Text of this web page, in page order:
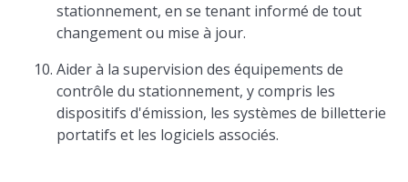
stationnement, en se tenant informé de tout
changement ou mise à jour.
Aider à la supervision des équipements de
contrôle du stationnement, y compris les
dispositifs d'émission, les systèmes de billetterie
portatifs et les logiciels associés.